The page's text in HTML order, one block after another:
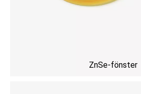
ZnSe-fönster